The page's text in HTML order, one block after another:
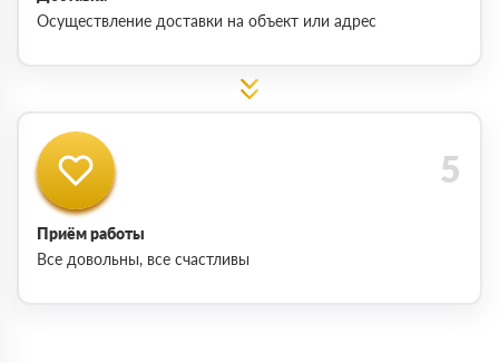
Осуществление доставки на объект или адрес
Приём работы
Все довольны, все счастливы